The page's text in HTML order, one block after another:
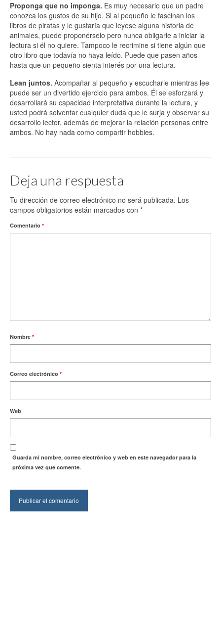
Proponga que no imponga. Es muy necesario que un padre
conozca los gustos de su hijo. Si al pequeño le fascinan los
libros de piratas y le gustaría que leyese alguna historia de
animales, puede proponérselo pero nunca obligarle a iniciar la
lectura si él no quiere. Tampoco le recrimine si tiene algún que
otro libro que todavía no haya leído. Puede que pasen años
hasta que un pequeño sienta interés por una lectura.
Lean juntos. Acompañar al pequeño y escucharle mientras lee
puede ser un divertido ejercicio para ambos. Él se esforzará y
desarrollará su capacidad interpretativa durante la lectura, y
usted podrá solventar cualquier duda que le surja y observar su
desarrollo lector, además de mejorar la relación personas entre
ambos. No hay nada como compartir hobbies.
Deja una respuesta
Tu dirección de correo electrónico no será publicada. Los
campos obligatorios están marcados con *
Comentario *
Nombre *
Correo electrónico *
Web
Guarda mi nombre, correo electrónico y web en este navegador para la
próxima vez que comente.